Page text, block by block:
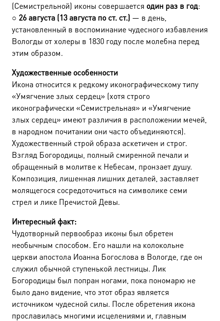
(Семистрельной) иконы совершается один раз в год:
○ 26 августа (13 августа по ст. ст.) — в день,
установленный в воспоминание чудесного избавления
Вологды от холеры в 1830 году после молебна перед
этим образом.
Художественные особенности
Икона относится к редкому иконографическому типу
«Умягчение злых сердец» (хотя строго
иконографически «Семистрельная» и «Умягчение
злых сердец» имеют различия в расположении мечей,
в народном почитании они часто объединяются).
Художественный строй образа аскетичен и строг.
Взгляд Богородицы, полный смиренной печали и
обращенный в молитве к Небесам, пронзает душу.
Композиция, лишенная лишних деталей, заставляет
молящегося сосредоточиться на символике семи
стрел и лике Пречистой Девы.
Интересный факт:
Чудотворный первообраз иконы был обретен
необычным способом. Его нашли на колокольне
церкви апостола Иоанна Богослова в Вологде, где он
служил обычной ступенькой лестницы. Лик
Богородицы был попран ногами, пока пономарю не
было дано видение, что этот образ является
источником чудесной силы. После обретения икона
прославилась многими исцелениями и, главным